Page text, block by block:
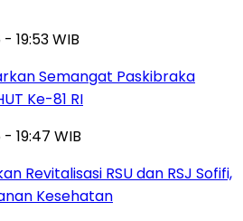
19:53 WIB
Semangat Paskibraka
Ke-81 RI
19:47 WIB
Revitalisasi RSU dan RSJ Sofifi,
Kesehatan